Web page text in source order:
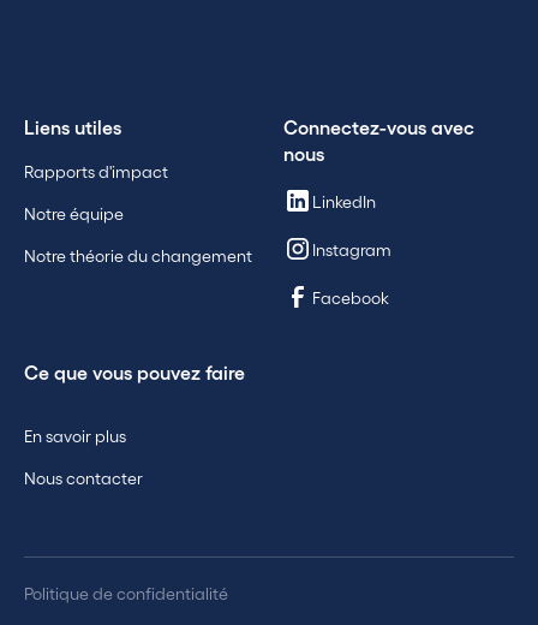
Liens utiles
Rapports d'impact
Notre équipe
Notre théorie du changement
Connectez-vous avec
nous
LinkedIn
Instagram
Facebook
Ce que vous pouvez faire
En savoir plus
Nous contacter
Politique de confidentialité